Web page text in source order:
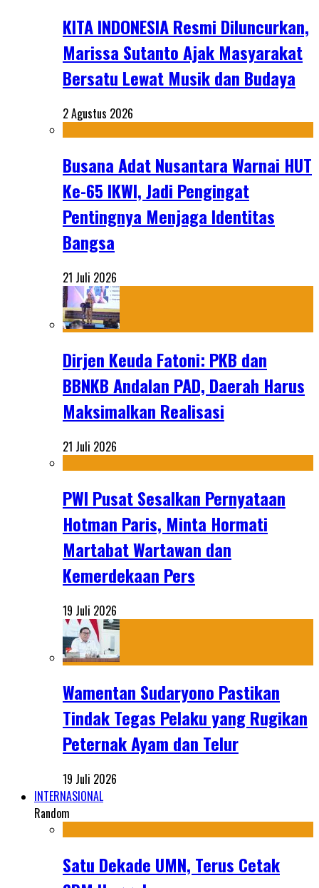
KITA INDONESIA Resmi Diluncurkan,
Marissa Sutanto Ajak Masyarakat
Bersatu Lewat Musik dan Budaya
2 Agustus 2026
Busana Adat Nusantara Warnai HUT
Ke-65 IKWI, Jadi Pengingat
Pentingnya Menjaga Identitas
Bangsa
21 Juli 2026
Dirjen Keuda Fatoni: PKB dan
BBNKB Andalan PAD, Daerah Harus
Maksimalkan Realisasi
21 Juli 2026
PWI Pusat Sesalkan Pernyataan
Hotman Paris, Minta Hormati
Martabat Wartawan dan
Kemerdekaan Pers
19 Juli 2026
Wamentan Sudaryono Pastikan
Tindak Tegas Pelaku yang Rugikan
Peternak Ayam dan Telur
19 Juli 2026
INTERNASIONAL
Random
Satu Dekade UMN, Terus Cetak